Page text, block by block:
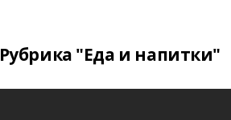
Рубрика "Еда и напитки"